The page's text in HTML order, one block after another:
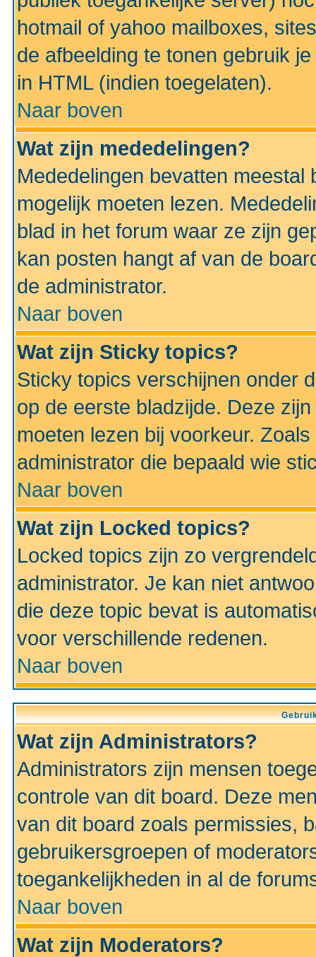
hotmail of yahoo mailboxes,
de afbeelding te tonen gebruik
in HTML (indien toegelaten).
Naar boven
Wat zijn mededelingen?
Mededelingen bevatten
mogelijk moeten lezen.
blad in het forum waar ze zijn
kan posten hangt af van de
de administrator.
Naar boven
Wat zijn Sticky topics?
Sticky topics verschijnen onder
op de eerste bladzijde. Deze
moeten lezen bij voorkeur.
administrator die bepaald wie
Naar boven
Wat zijn Locked topics?
Locked topics zijn zo
administrator. Je kan niet
die deze topic bevat is
voor verschillende redenen.
Naar boven
Wat zijn Administrators?
Administrators zijn mensen
controle van dit board. Deze
van dit board zoals permissies,
gebruikersgroepen of
toegankelijkheden in al de
Naar boven
Wat zijn Moderators?